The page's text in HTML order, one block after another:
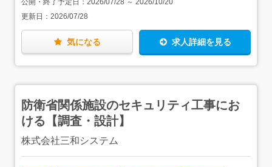
更新日： 2026/07/28
気になる 求人詳細を見る
防衛省関係施設のセキュリティ工事にお
ける【調査・設計】
株式会社三和システム